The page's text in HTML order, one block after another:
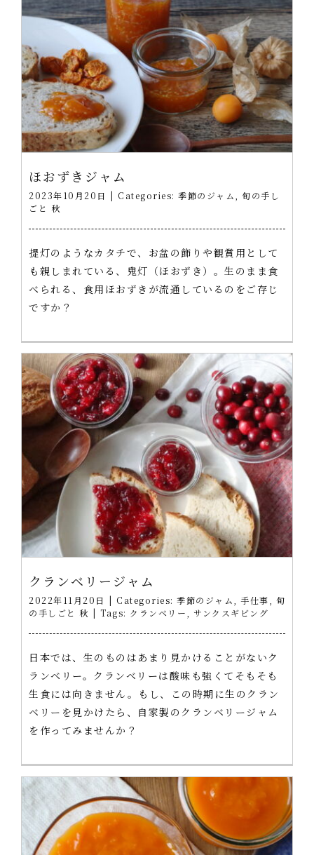
ほおずきジャム
2023年10月20日 | Categories: 季節のジャム
旬の手し
ごと 秋
提灯のようなカタチで、お盆の飾りや観賞用として
も親しまれている、鬼灯（ほおずき）。生のまま食
べられる、食用ほおずきが流通しているのをご存じ
ですか？
クランベリージャム
2022年11月20日 | Categories: 季節のジャム 手仕事
旬
の手しごと 秋 | Tags: クランベリー サンクスギビング
日本では、生のものはあまり見かけることがないク
ランベリー。クランベリーは酸味も強くてそもそも
生食には向きません。もし、この時期に生のクラン
ベリーを見かけたら、自家製のクランベリージャム
を作ってみませんか？